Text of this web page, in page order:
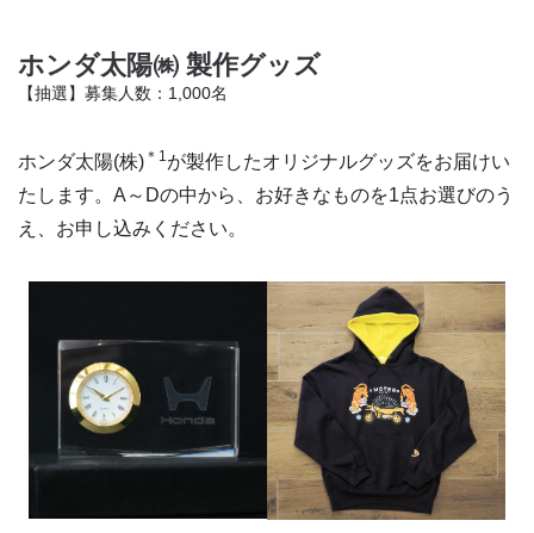
ホンダ太陽㈱ 製作グッズ
【抽選】募集人数：1,000名
ホンダ太陽(株) ＊1が製作したオリジナルグッズをお届けい
たします。A～Dの中から、お好きなものを1点お選びのう
え、お申し込みください。